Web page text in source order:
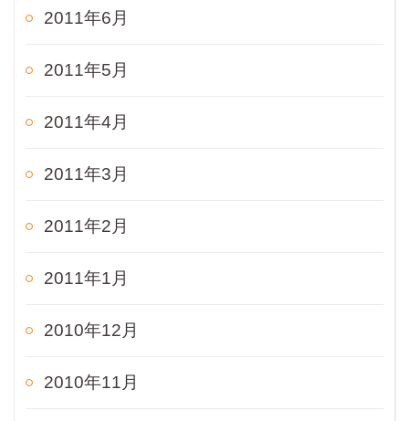
2011年6月
2011年5月
2011年4月
2011年3月
2011年2月
2011年1月
2010年12月
2010年11月